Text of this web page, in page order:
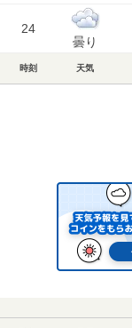
24
曇り
時刻 天気